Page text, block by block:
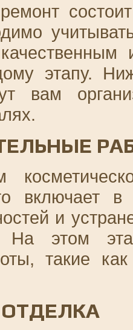
этапу.
вам
включает в
и
На этом
такие